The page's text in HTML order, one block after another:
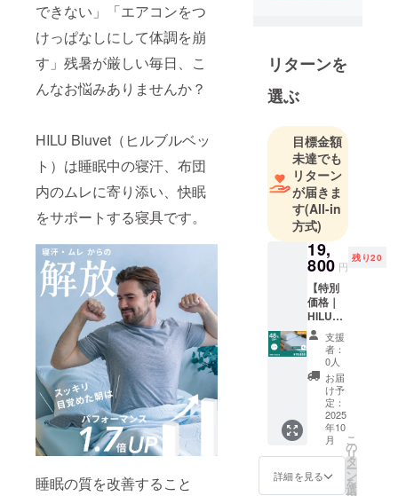
できない」「エアコンをつ
けっぱなしにして体調を崩
す」残暑が厳しい毎日、こ
んなお悩みありませんか？
HILU Bluvet（ヒルブルベッ
ト）は睡眠中の寝汗、布団
内のムレに寄り添い、快眠
をサポートする寝具です。
睡眠の質を改善すること
リターンを
選ぶ
目標金額
未達でも
リターン
が届きま
す(All-in
方式)
19,
800 円
残り20
【特別
価格｜
HILU
Bluvet
シング
ル】 ・
HILU
Bluvet
：1枚
色をお
選びく
ださ
い。
色：ヘ
イズブ
支援
者：
0人
お届
け予
定：
2025
年10
月
詳細を見る
こ
の
リ
タ
ー
ン
を
選